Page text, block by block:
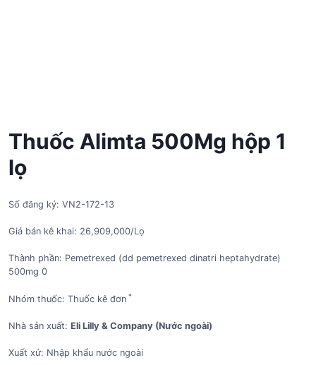
Thuốc Alimta 500Mg hộp 1
lọ
Số đăng ký: VN2-172-13
Giá bán kê khai: 26,909,000/Lọ
Thành phần: Pemetrexed (dd pemetrexed dinatri heptahydrate)
500mg 0
Nhóm thuốc: Thuốc kê đơn *
Nhà sản xuất: Eli Lilly & Company (Nước ngoài)
Xuất xứ: Nhập khẩu nước ngoài